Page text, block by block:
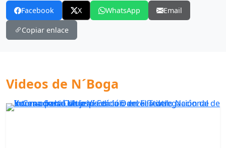
Facebook X WhatsApp Email
Copiar enlace
Videos de N´Boga